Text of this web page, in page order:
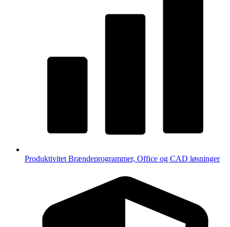
Produktivitet Brændeprogrammer, Office og CAD løsninger